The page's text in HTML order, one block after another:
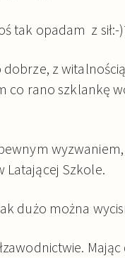
tak opadam z sił:-
z
co rano szklankę
Latającej Szkole.
dużo można